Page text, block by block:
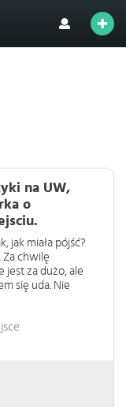
na UW,
o
jak miała pójść?
Za chwilę
jest za dużo, ale
się uda. Nie